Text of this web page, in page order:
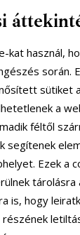
kat használ,
során.
sütiket
a
féltől
segítenek
Ezek a
is, hogy